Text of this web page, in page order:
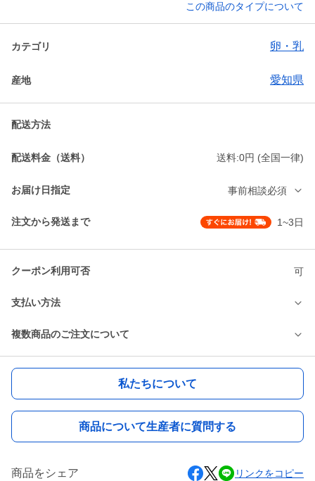
この商品のタイプについて
カテゴリ 卵・乳
産地 愛知県
配送方法
配送料金（送料） 送料:0円 (全国一律)
お届け日指定 事前相談必須
注文から発送まで 1~3日
クーポン利用可否 可
支払い方法
複数商品のご注文について
私たちについて
商品について生産者に質問する
商品をシェア リンクをコピー